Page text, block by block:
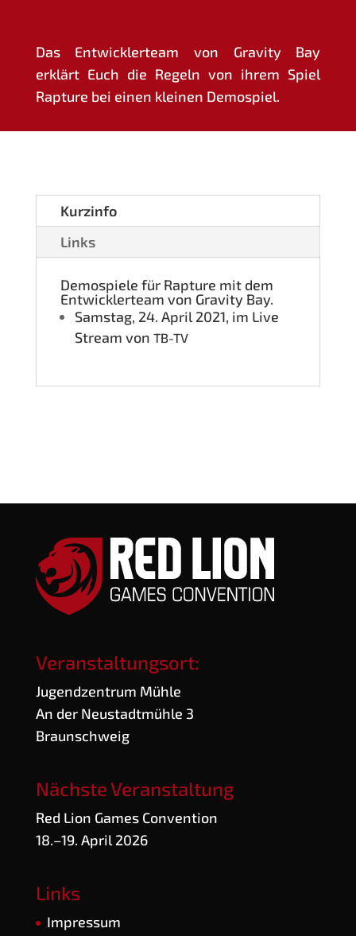
Das Ent­wick­ler­team von Gra­vi­ty Bay
erklärt Euch die Regeln von ihrem Spiel
Rap­tu­re bei einen klei­nen Demospiel.
Kurz­in­fo
Links
Demo­spie­le für Rap­tu­re mit dem
Ent­wick­ler­team von Gra­vi­ty Bay.
Sams­tag, 24. April 2021, im Live
Stream von TB-TV
Veranstaltungsort:
Jugend­zen­trum Mühle
An der Neu­stadt­müh­le 3
Braunschweig
Nächste Veranstaltung
Red Lion Games Convention
18.–19. April 2026
Links
Impres­sum